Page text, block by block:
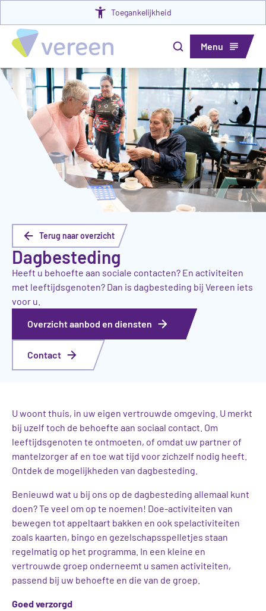
Toegankelijkheid
Menu
Terug naar overzicht
Dagbesteding
Heeft u behoefte aan sociale contacten? En activiteiten
met leeftijdsgenoten? Dan is dagbesteding bij Vereen iets
voor u.
Overzicht aanbod en diensten
Contact
U woont thuis, in uw eigen vertrouwde omgeving. U merkt
bij uzelf toch de behoefte aan sociaal contact. Om
leeftijdsgenoten te ontmoeten, of omdat uw partner of
mantelzorger af en toe wat tijd voor zichzelf nodig heeft.
Ontdek de mogelijkheden van dagbesteding.
Benieuwd wat u bij ons op de dagbesteding allemaal kunt
doen? Te veel om op te noemen! Doe-activiteiten van
bewegen tot appeltaart bakken en ook spelactiviteiten
zoals kaarten, bingo en gezelschapsspelletjes staan
regelmatig op het programma. In een kleine en
vertrouwde groep onderneemt u samen activiteiten,
passend bij uw behoefte en die van de groep.
Goed verzorgd